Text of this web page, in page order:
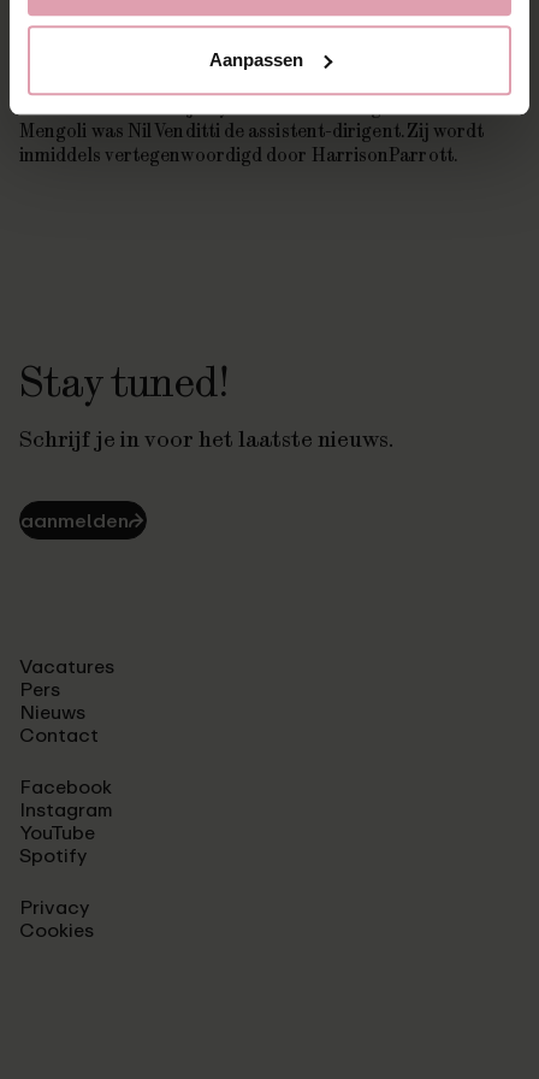
Aanpassen
voor een jaar met uitzicht op verlenging van nog een jaar.
Alejandro Cantalapiedra is de opvolger van Giuseppe
Mengoli, die onlangs Teodor Currentzis assisteerde bij het
Mengoli was Nil Venditti de assistent-dirigent. Zij wordt
inmiddels vertegenwoordigd door HarrisonParrott.
Stay tuned!
Schrijf je in voor het laatste nieuws.
aanmelden⮫
Vacatures
Pers
Nieuws
Contact
Facebook
Instagram
YouTube
Spotify
Privacy
Cookies